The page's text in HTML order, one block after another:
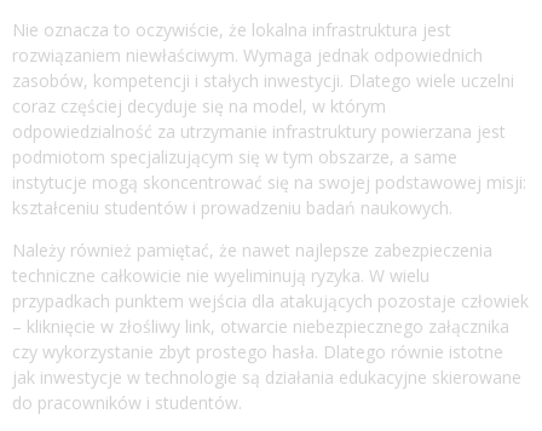
Nie oznacza to oczywiście, że lokalna infrastruktura jest
rozwiązaniem niewłaściwym. Wymaga jednak odpowiednich
zasobów, kompetencji i stałych inwestycji. Dlatego wiele uczelni
coraz częściej decyduje się na model, w którym
odpowiedzialność za utrzymanie infrastruktury powierzana jest
podmiotom specjalizującym się w tym obszarze, a same
instytucje mogą skoncentrować się na swojej podstawowej misji:
kształceniu studentów i prowadzeniu badań naukowych.
Należy również pamiętać, że nawet najlepsze zabezpieczenia
techniczne całkowicie nie wyeliminują ryzyka. W wielu
przypadkach punktem wejścia dla atakujących pozostaje człowiek
– kliknięcie w złośliwy link, otwarcie niebezpiecznego załącznika
czy wykorzystanie zbyt prostego hasła. Dlatego równie istotne
jak inwestycje w technologie są działania edukacyjne skierowane
do pracowników i studentów.